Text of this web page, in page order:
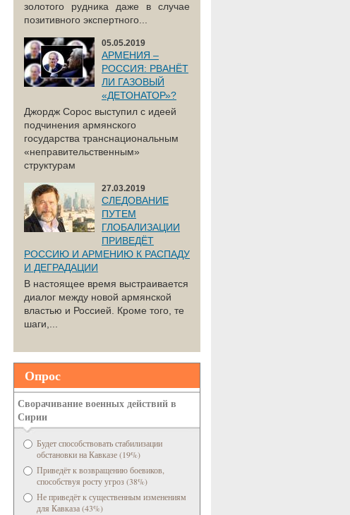
золотого рудника даже в случае
позитивного экспертного...
05.05.2019
АРМЕНИЯ –
РОССИЯ: РВАНЁТ
ЛИ ГАЗОВЫЙ
«ДЕТОНАТОР»?
Джордж Сорос выступил с идеей
подчинения армянского
государства транснациональным
«неправительственным»
структурам
27.03.2019
СЛЕДОВАНИЕ
ПУТЕМ
ГЛОБАЛИЗАЦИИ
ПРИВЕДЁТ
РОССИЮ И АРМЕНИЮ К РАСПАДУ
И ДЕГРАДАЦИИ
В настоящее время выстраивается
диалог между новой армянской
властью и Россией. Кроме того, те
шаги,...
Опрос
Сворачивание военных действий в
Сирии
Будет способствовать стабилизации
обстановки на Кавказе (19%)
Приведёт к возвращению боевиков,
способствуя росту угроз (38%)
Не приведёт к существенным изменениям
для Кавказа (43%)